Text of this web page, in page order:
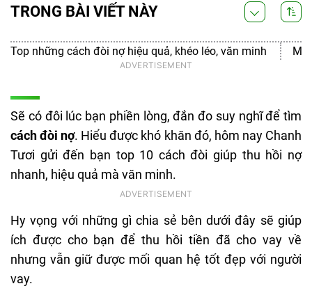
Sẽ có đôi lúc bạn phiền lòng, đắn đo suy nghĩ để tìm
cách đòi nợ. Hiểu được khó khăn đó, hôm nay Chanh
Tươi gửi đến bạn top 10 cách đòi giúp thu hồi nợ
nhanh, hiệu quả mà văn minh.
Hy vọng với những gì chia sẻ bên dưới đây sẽ giúp
ích được cho bạn để thu hồi tiền đã cho vay về
nhưng vẫn giữ được mối quan hệ tốt đẹp với người
vay.
TRONG BÀI VIẾT NÀY
Top những cách đòi nợ hiệu quả, khéo léo, văn minh